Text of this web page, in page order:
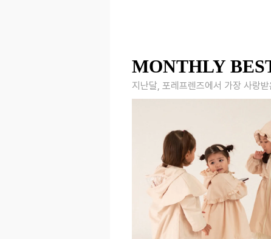
MONTHLY
지난달, 포레프렌즈에서 가장 사랑